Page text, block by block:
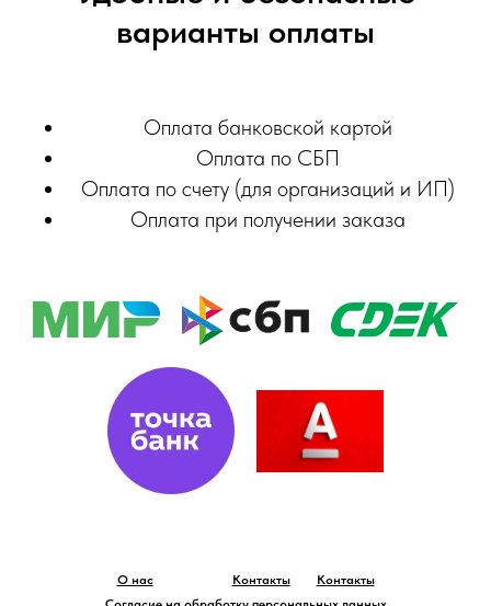
варианты оплаты
Оплата банковской картой
Оплата по СБП
Оплата по счету (для организаций и ИП)
Оплата при получении заказа
О нас Контакты
Контакты